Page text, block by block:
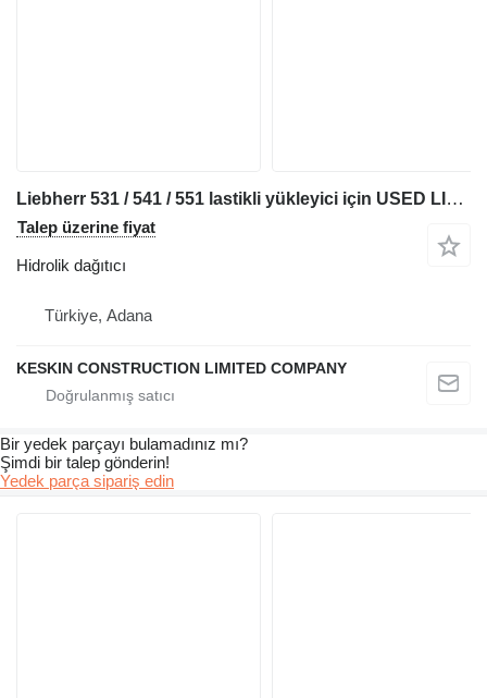
Liebherr 531 / 541 / 551 lastikli yükleyici için USED LIEBHERR L531 L541 L551 LOADER CONTROL VALVE BLOCK hidrolik dağıtıcı
Talep üzerine fiyat
Hidrolik dağıtıcı
Türkiye, Adana
KESKIN CONSTRUCTION LIMITED COMPANY
Bir yedek parçayı bulamadınız mı?
Şimdi bir talep gönderin!
Yedek parça sipariş edin